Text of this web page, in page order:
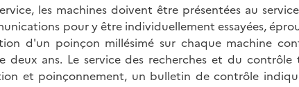
les machines doivent être présentées au
pour y être individuellement essayées,
d'un poinçon millésimé sur chaque machine
deux ans. Le service des recherches et du
et poinçonnement, un bulletin de contrôle